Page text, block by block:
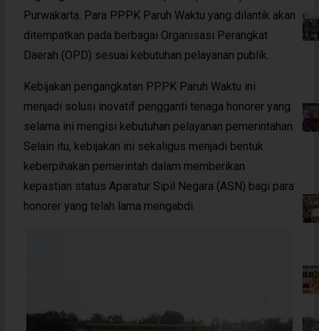
Purwakarta. Para PPPK Paruh Waktu yang dilantik akan
ditempatkan pada berbagai Organisasi Perangkat
Daerah (OPD) sesuai kebutuhan pelayanan publik.
Kebijakan pengangkatan PPPK Paruh Waktu ini
menjadi solusi inovatif pengganti tenaga honorer yang
selama ini mengisi kebutuhan pelayanan pemerintahan.
Selain itu, kebijakan ini sekaligus menjadi bentuk
keberpihakan pemerintah dalam memberikan
kepastian status Aparatur Sipil Negara (ASN) bagi para
honorer yang telah lama mengabdi.